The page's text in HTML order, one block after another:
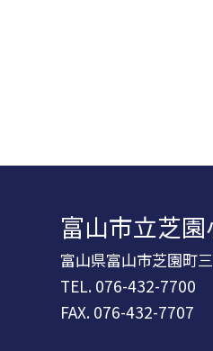
富山市立芝
富山県富山市芝園町
TEL. 076-432-7700
FAX. 076-432-7707